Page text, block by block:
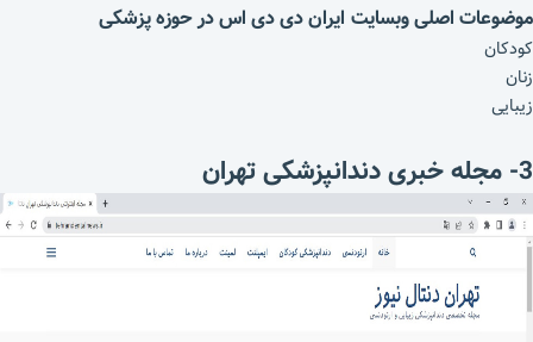
موضوعات اصلی وبسایت ایران دی دی اس در حوزه پزشکی
کودکان
زنان
زیبایی
3- مجله خبری دندانپزشکی تهران